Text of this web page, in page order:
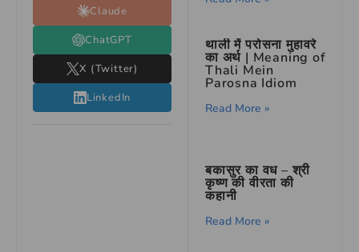
Claude
ChatGPT
X (Twitter)
LinkedIn
थाली में परोसना मुहावरे
का अर्थ | Meaning of
Thali Mein
Parosna Idiom
Read More »
बकासुर का वध – श्री
कृष्ण की वीरता की
कहानी
Read More »